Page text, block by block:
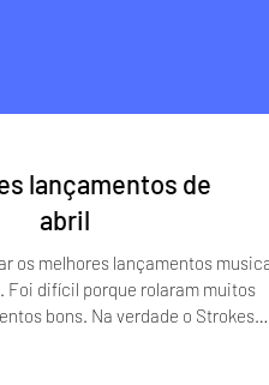
lançamentos de
abril
os melhores lançamentos
Foi difícil porque rolaram muitos
bons. Na verdade o Strokes